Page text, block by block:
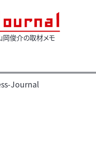
俊介の取材メモ
Journal